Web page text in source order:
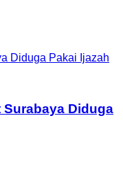
Diduga Pakai Ijazah
Diduga